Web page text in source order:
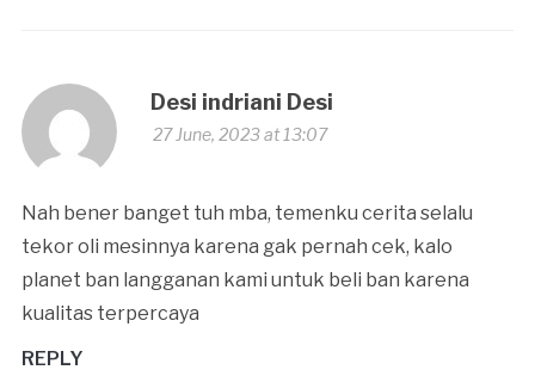
Desi indriani Desi
27 June, 2023 at 13:07
Nah bener banget tuh mba, temenku cerita selalu
tekor oli mesinnya karena gak pernah cek, kalo
planet ban langganan kami untuk beli ban karena
kualitas terpercaya
REPLY